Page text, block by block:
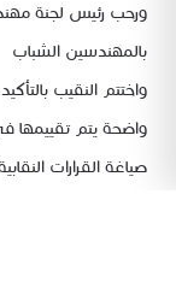
ورحب رئيس لجنة
بالمهندسين الشباب
واختتم النقيب
واضحة يتم تقييمها
صياغة القرارات